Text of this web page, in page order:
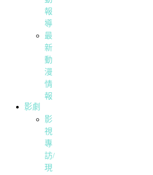
報
導
最
新
動
漫
情
報
影劇
影
視
專
訪/
現